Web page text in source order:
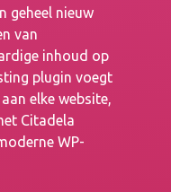
geheel nieuw
van
inhoud op
plugin voegt
elke website,
Citadela
WP-